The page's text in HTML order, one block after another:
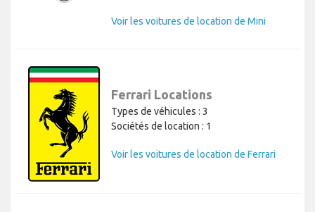
Voir les voitures de location de Mini
Ferrari Locations
Types de véhicules : 3
Sociétés de location : 1
Voir les voitures de location de Ferrari